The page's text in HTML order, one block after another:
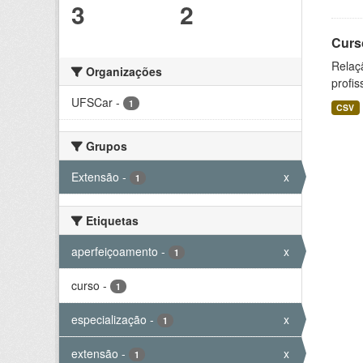
3 2
Organizações
UFSCar - 1
Grupos
Extensão - 1 x
Etiquetas
aperfeiçoamento - 1 x
curso - 1
especialização - 1 x
extensão - 1 x
CSV